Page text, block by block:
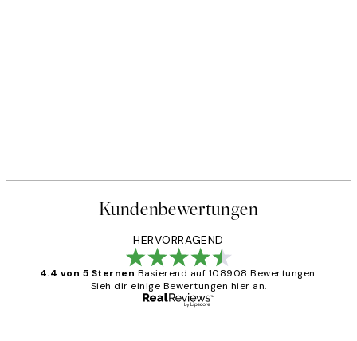
Kundenbewertungen
HERVORRAGEND
4.4 von 5 Sternen Basierend auf 108908 Bewertungen.
Sieh dir einige Bewertungen hier an.